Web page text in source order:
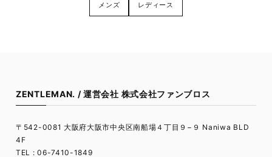
メンズ レディース
ZENTLEMAN. / 運営会社 株式会社ファンブロス
〒542-0081 大阪府大阪市中央区南船場４丁目９−９ Naniwa BLD
4F
TEL : 06-7410-1849